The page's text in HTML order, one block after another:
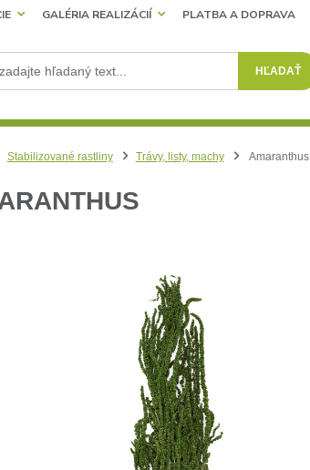
GALÉRIA REALIZÁCIÍ PLATBA A DOPRAVA
HĽADAŤ
Stabilizované rastliny Trávy, listy, machy Amaranthus